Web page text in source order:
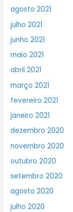
agosto 2021
julho 2021
junho 2021
maio 2021
abril 2021
março 2021
fevereiro 2021
janeiro 2021
dezembro 2020
novembro 2020
outubro 2020
setembro 2020
agosto 2020
julho 2020